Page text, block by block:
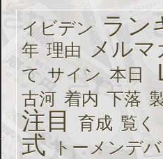
チ
ス
ロ
オ
ン
ラ
イビデン ラン
年 理由 メルマ
て サイン 本日
古河 着内 下落
注目 育成 覧く
式 トーメンデ